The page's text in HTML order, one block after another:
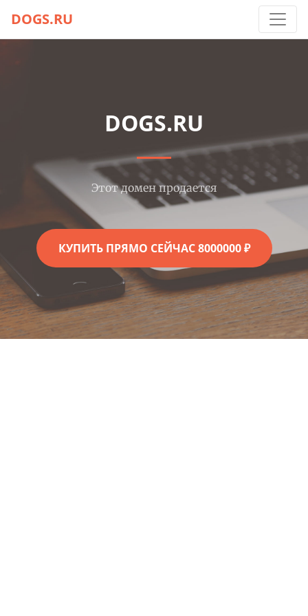
DOGS.RU
DOGS.RU
Этот домен продается
КУПИТЬ ПРЯМО СЕЙЧАС 8000000 ₽